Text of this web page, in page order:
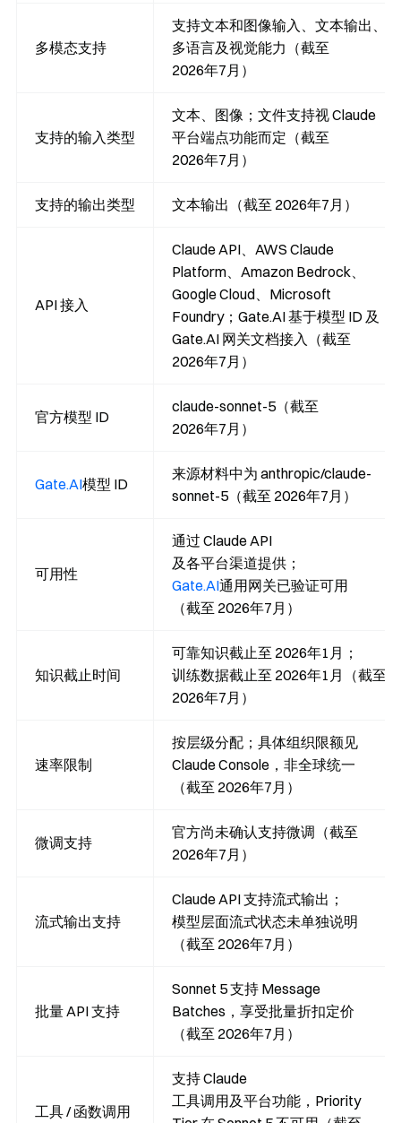
多模态支持
支持文本和图像输入、文本输出、
多语言及视觉能力（截至
2026年7月）
支持的输入类型
文本、图像；文件支持视 Claude
平台端点功能而定（截至
2026年7月）
支持的输出类型 文本输出（截至 2026年7月）
API 接入
Claude API、AWS Claude
Platform、Amazon Bedrock、
Google Cloud、Microsoft
Foundry；Gate.AI 基于模型 ID 及
Gate.AI 网关文档接入（截至
2026年7月）
官方模型 ID
claude-sonnet-5（截至
2026年7月）
Gate.AI模型 ID
来源材料中为 anthropic/claude-
sonnet-5（截至 2026年7月）
可用性
通过 Claude API
及各平台渠道提供；
Gate.AI通用网关已验证可用
（截至 2026年7月）
知识截止时间
可靠知识截止至 2026年1月；
训练数据截止至 2026年1月（截至
2026年7月）
速率限制
按层级分配；具体组织限额见
Claude Console，非全球统一
（截至 2026年7月）
微调支持
官方尚未确认支持微调（截至
2026年7月）
流式输出支持
Claude API 支持流式输出；
模型层面流式状态未单独说明
（截至 2026年7月）
批量 API 支持
Sonnet 5 支持 Message
Batches，享受批量折扣定价
（截至 2026年7月）
工具 / 函数调用
支持 Claude
工具调用及平台功能，Priority